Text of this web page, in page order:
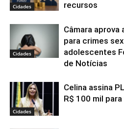
Cidades recursos
Cidades
Câmara aprova
para crimes
adolescentes
de Notícias
Cidades
Celina assina
R$ 100 mil